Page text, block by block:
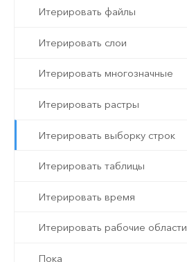
Итерировать файлы
Итерировать слои
Итерировать многозначные
Итерировать растры
Итерировать выборку строк
Итерировать таблицы
Итерировать время
Итерировать рабочие области
Пока